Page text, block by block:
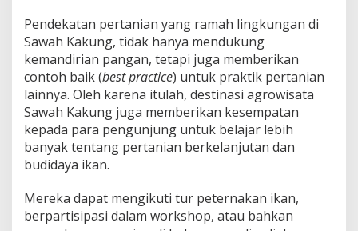
Pendekatan pertanian yang ramah lingkungan di
Sawah Kakung, tidak hanya mendukung
kemandirian pangan, tetapi juga memberikan
contoh baik (best practice) untuk praktik pertanian
lainnya. Oleh karena itulah, destinasi agrowisata
Sawah Kakung juga memberikan kesempatan
kepada para pengunjung untuk belajar lebih
banyak tentang pertanian berkelanjutan dan
budidaya ikan.
Mereka dapat mengikuti tur peternakan ikan,
berpartisipasi dalam workshop, atau bahkan